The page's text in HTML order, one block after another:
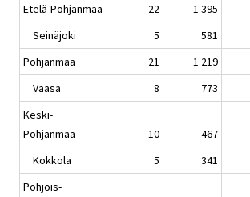
Etelä-Pohjanmaa
22 1 395
Seinäjoki
5 581
Pohjanmaa
21 1 219
Vaasa
8 773
Keski-
Pohjanmaa
10 467
Kokkola
5 341
Pohjois-